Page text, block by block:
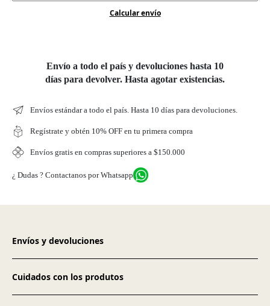
Calcular envío
Envío a todo el país y devoluciones hasta 10
días para devolver. Hasta agotar existencias.
Envíos estándar a todo el país. Hasta 10 días para devoluciones.
Regístrate y obtén 10% OFF en tu primera compra
Envíos gratis en compras superiores a $150.000
¿ Dudas ? Contactanos por Whatsapp
Envíos y devoluciones
Cuidados con los produtos